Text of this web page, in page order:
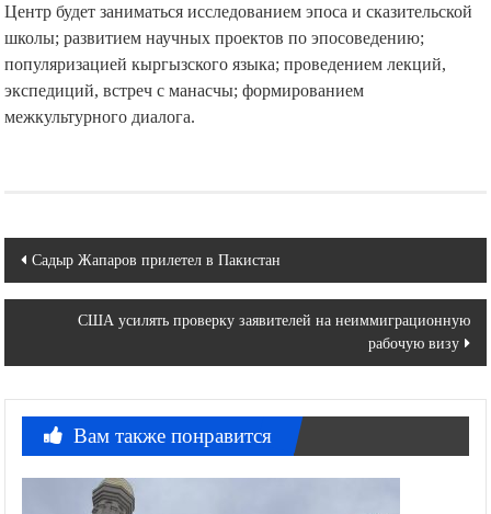
Центр будет заниматься исследованием эпоса и сказительской
школы; развитием научных проектов по эпосоведению;
популяризацией кыргызского языка; проведением лекций,
экспедиций, встреч с манасчы; формированием
межкультурного диалога.
Навигация
по
записям
Садыр Жапаров прилетел в Пакистан
США усилять проверку заявителей на неиммиграционную
рабочую визу
Вам также понравится